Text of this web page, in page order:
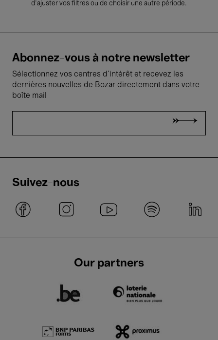
d’ajuster vos filtres ou de choisir une autre période.
Abonnez-vous à notre newsletter
Sélectionnez vos centres d'intérêt et recevez les
dernières nouvelles de Bozar directement dans votre
boîte mail
Suivez-nous
Our partners